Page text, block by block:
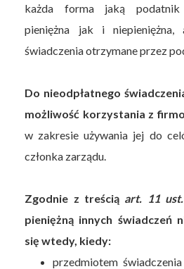
każda forma jaką podatnik
pieniężna jak i niepieniężna,
świadczenia otrzymane przez
Do nieodpłatnego
możliwość korzystania z
w zakresie używania jej do
członka zarządu.
Zgodnie z treścią art. 11
pieniężną innych świadczeń
się wtedy, kiedy:
przedmiotem